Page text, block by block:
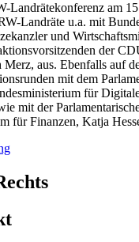
Landrätekonferenz am
Landräte u.a. mit
und
der
aus. Ebenfalls auf
mit dem
für
mit der
für Finanzen, Katja